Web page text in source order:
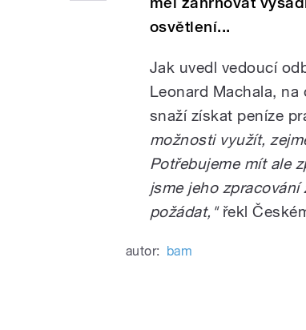
osvětlení...
Jak uvedl vedoucí
Leonard Machala,
snaží získat peníze
možnosti využít,
Potřebujeme mít ale
jsme jeho
požádat,"řekl
autor: bam